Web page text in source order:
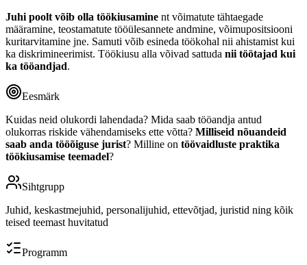
Juhi poolt võib olla töökiusamine nt võimatute tähtaegade
määramine, teostamatute tööülesannete andmine, võimupositsiooni
kuritarvitamine jne. Samuti võib esineda töökohal nii ahistamist kui
ka diskrimineerimist. Töökiusu alla võivad sattuda nii töötajad kui
ka tööandjad.
Eesmärk
Kuidas neid olukordi lahendada? Mida saab tööandja antud
olukorras riskide vähendamiseks ette võtta? Milliseid nõuandeid
saab anda tööõiguse jurist? Milline on töövaidluste praktika
töökiusamise teemadel?
Sihtgrupp
Juhid, keskastmejuhid, personalijuhid, ettevõtjad, juristid ning kõik
teised teemast huvitatud
Programm